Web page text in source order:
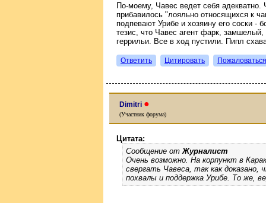
По-моему, Чавес ведет себя адекватно.
прибавилось "лояльно относящихся к
подпевают Урибе и хозяину его соски -
тезис, что Чавес агент фарк,
геррильи. Все в ход пустили. Пипл
Ответить Цитировать Пожаловаться
Dimitri ●
(Участник форума)
Цитата:
Сообщение отЖурналист
Очень возможно. На корпункт в
свергать Чавеса, так как
похвалы и поддержка Урибе. То же,